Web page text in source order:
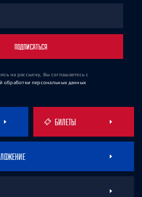
ПОДПИСАТЬСЯ
на рассылку, Вы соглашаетесь с
обработки персональных данных
БИЛЕТЫ